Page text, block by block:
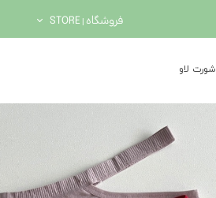
فروشگاه | STORE
شورت لاو